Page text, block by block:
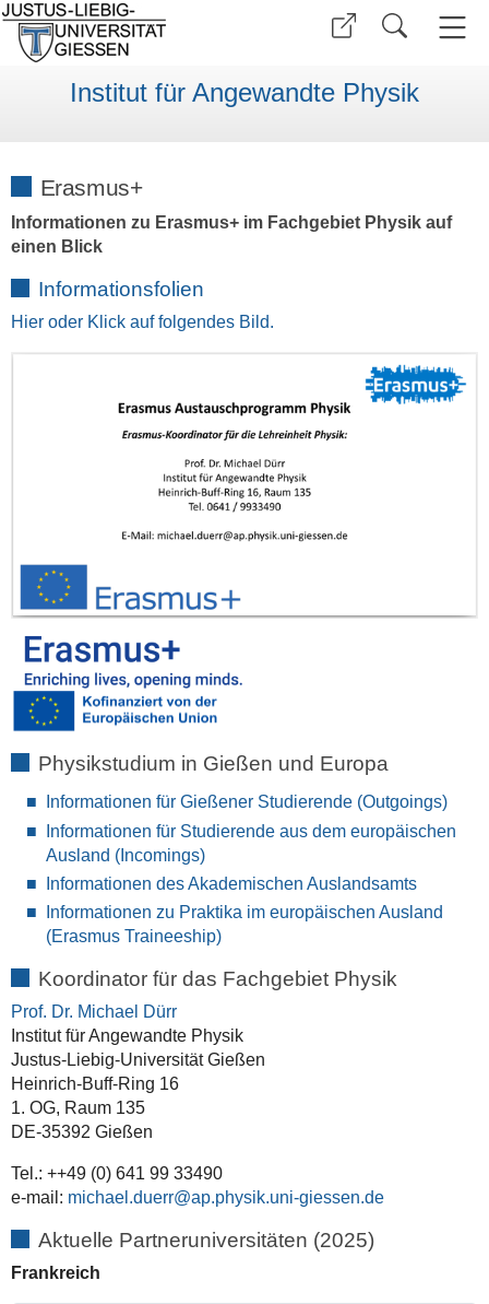
Institut für Angewandte Physik
Erasmus+
Informationen zu Erasmus+ im Fachgebiet Physik auf
einen Blick
Informationsfolien
Hier oder Klick auf folgendes Bild.
Physikstudium in Gießen und Europa
Informationen für Gießener Studierende (Outgoings)
Informationen für Studierende aus dem europäischen
Ausland (Incomings)
Informationen des Akademischen Auslandsamts
Informationen zu Praktika im europäischen Ausland
(Erasmus Traineeship)
Koordinator für das Fachgebiet Physik
Prof. Dr. Michael Dürr
Institut für Angewandte Physik
Justus-Liebig-Universität Gießen
Heinrich-Buff-Ring 16
1. OG, Raum 135
DE-35392 Gießen
Tel.: ++49 (0) 641 99 33490
e-mail: michael.duerr
Aktuelle Partneruniversitäten (2025)
Frankreich